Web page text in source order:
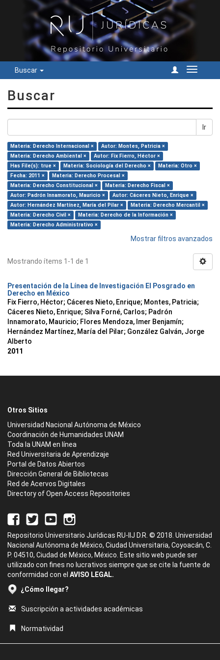
Buscar
Cambiar
Buscar
Ir
Materia: Derecho Internacional ×
Autor: Montes, Patricia ×
Materia: Derecho Ambiental ×
Autor: Fix Fierro, Héctor ×
Has File(s): true ×
Materia: Sociología del Derecho ×
Materia: Otro ×
Fecha: 2011 ×
Materia: Derecho Procesal ×
Materia: Derecho Constitucional ×
Materia: Derecho Fiscal ×
Autor: Padrón Innamorato, Mauricio ×
Autor: Cáceres Nieto, Enrique ×
Autor: Hernández Martínez, María del Pilar ×
Materia: Derecho Mercantil ×
Materia: Derecho Civil ×
Materia: Derecho de la Información ×
Materia: Derecho Administrativo ×
Mostrar filtros avanzados
Mostrando ítems 1-1 de 1
Presentación de la Línea de Investigación El Posgrado en
Derecho en México
Fix Fierro, Héctor; Cáceres Nieto, Enrique; Montes, Patricia;
Cáceres Nieto, Enrique; Silva Forné, Carlos; Padrón
Innamorato, Mauricio; Flores Mendoza, Imer Benjamín;
Hernández Martínez, María del Pilar; González Galván, Jorge
Alberto
2011
Otros Sitios
Universidad Nacional Autónoma de México
Coordinación de Humanidades UNAM
Toda la UNAM en línea
Red Universitaria de Aprendizaje
Portal de Datos Abiertos
Dirección General de Bibliotecas
Red de Acervos Digitales
Directory of Open Access Repositories
Repositorio Universitario Jurídicas RU-IIJ D.R. © 2018. Universidad
Nacional Autónoma de México, Ciudad Universitaria, Coyoacán, C.
P. 04510, Ciudad de México, México. Este sitio web puede ser
utilizado con fines no lucrativos siempre que se cite la fuente de
conformidad con el AVISO LEGAL.
¿Cómo llegar?
Suscripción a actividades académicas
Normatividad